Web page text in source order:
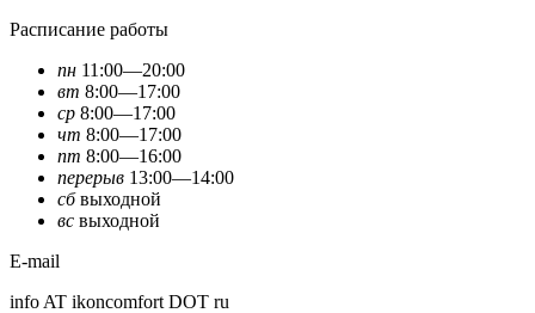
Расписание работы
пн 11:00—20:00
вт 8:00—17:00
ср 8:00—17:00
чт 8:00—17:00
пт 8:00—16:00
перерыв 13:00—14:00
сбвыходной
вс выходной
E-mail
info AT ikoncomfort DOT ru